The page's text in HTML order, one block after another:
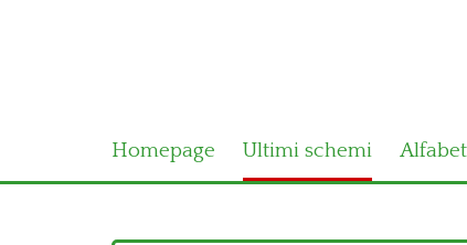
Homepage Ultimi schemi